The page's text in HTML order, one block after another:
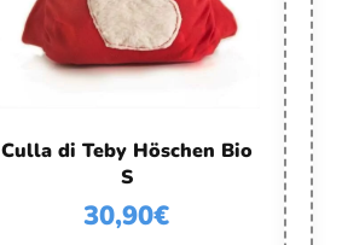
Culla di Teby Höschen Bio
S
30,90€